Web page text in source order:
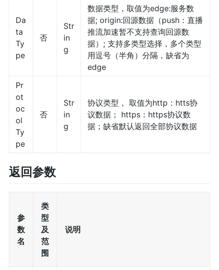
Da
ta
Ty
pe
否
Str
in
g
数据类型，取值为edge:服务数
据; origin:回源数据（push：直播
推流加速暂不支持查询回源数
据）; 支持多类型选择，多个类型
用逗号（半角）分隔，缺省为
edge
Pr
ot
oc
ol
Ty
pe
否
Str
in
g
协议类型， 取值为http：htts协
议数据； https：https协议数
据；缺省默认返回全部协议数据
返回参数
参
数
名
类
型
及
范
围
说明